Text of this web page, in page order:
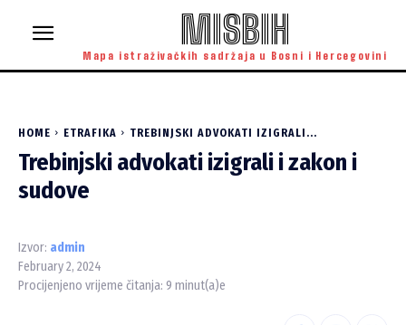
MISBIH
Mapa istraživačkih sadržaja u Bosni i Hercegovini
HOME ETRAFIKA TREBINJSKI ADVOKATI IZIGRALI...
Trebinjski advokati izigrali i zakon i
sudove
Izvor: admin
February 2, 2024
Procijenjeno vrijeme čitanja: 9 minut(a)e